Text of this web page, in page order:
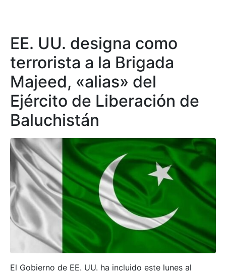
EE. UU. designa como
terrorista a la Brigada
Majeed, «alias» del
Ejército de Liberación de
Baluchistán
El Gobierno de EE. UU. ha incluido este lunes al